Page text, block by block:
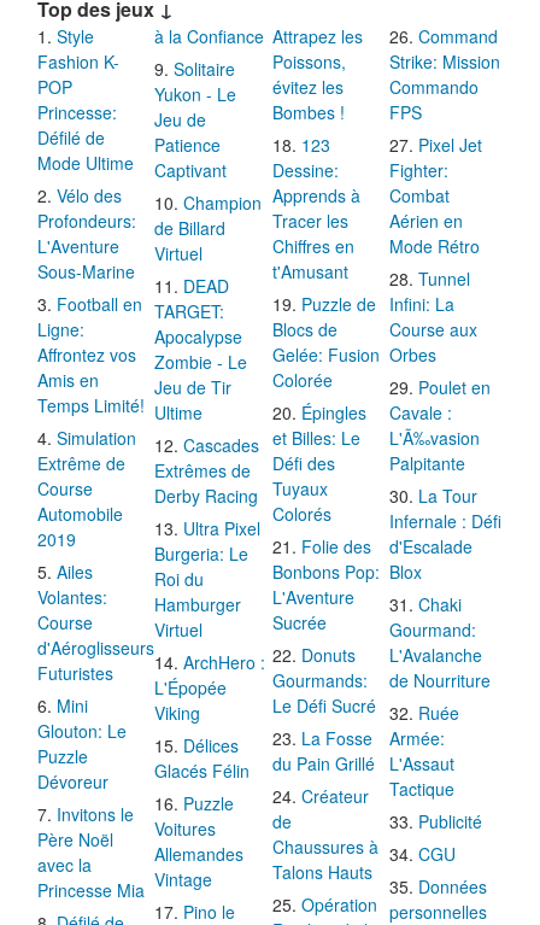
Top des jeux ↓
Style
Fashion K-
POP
Princesse:
Défilé de
Mode Ultime
Vélo des
Profondeurs:
L'Aventure
Sous-Marine
Football en
Ligne:
Affrontez vos
Amis en
Temps Limité!
Simulation
Extrême de
Course
Automobile
2019
Ailes
Volantes:
Course
d'Aéroglisseurs
Futuristes
Mini
Glouton: Le
Puzzle
Dévoreur
Invitons le
Père Noël
avec la
Princesse Mia
à la Confiance
Solitaire
Yukon - Le
Jeu de
Patience
Captivant
Champion
de Billard
Virtuel
DEAD
TARGET:
Apocalypse
Zombie - Le
Jeu de Tir
Ultime
Cascades
Extrêmes de
Derby Racing
Ultra Pixel
Burgeria: Le
Roi du
Hamburger
Virtuel
ArchHero :
L'Épopée
Viking
Délices
Glacés Félin
Puzzle
Voitures
Allemandes
Vintage
Pino le
Attrapez les
Poissons,
évitez les
Bombes !
123
Dessine:
Apprends à
Tracer les
Chiffres en
t'Amusant
Puzzle de
Blocs de
Gelée: Fusion
Colorée
Épingles
et Billes: Le
Défi des
Tuyaux
Colorés
Folie des
Bonbons Pop:
L'Aventure
Sucrée
Donuts
Gourmands:
Le Défi Sucré
La Fosse
du Pain Grillé
Créateur
de
Chaussures à
Talons Hauts
Opération
Command
Strike: Mission
Commando
FPS
Pixel Jet
Fighter:
Combat
Aérien en
Mode Rétro
Tunnel
Infini: La
Course aux
Orbes
Poulet en
Cavale :
L'Ã‰vasion
Palpitante
La Tour
Infernale : Défi
d'Escalade
Blox
Chaki
Gourmand:
L'Avalanche
de Nourriture
Ruée
Armée:
L'Assaut
Tactique
Publicité
CGU
Données
personnelles